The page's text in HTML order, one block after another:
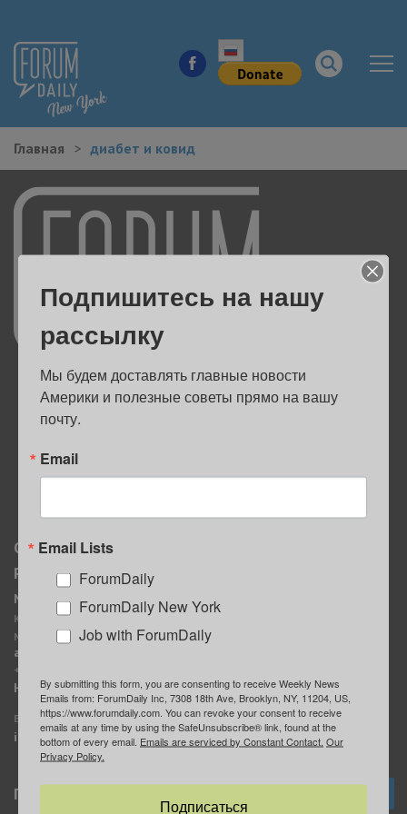
НОВОСТИ ГОРОДА
КУДА ПОЙТИ В ГОРОДЕ
ЗДОРОВЬЕ
РАБОТА И БИЗНЕС
ЖИЛЬЕ
ОБРАЗОВАНИЕ
Главная диабет и ковид
О нас
Реклама
MediaKit
Контактное лицо:
Марина Баранчук
ad@forumdaily.com
+1 347-604-1261
Наши рекламодатели
E-mail редакции:
info@forumdaily.com
Группа “ИЩУ СОВЕТА”
ForumDaily
Подписка
Подпишитесь на нашу
рассылку
Мы будем доставлять главные новости
Америки и полезные советы прямо на вашу
почту.
Email
Email Lists
ForumDaily
ForumDaily New York
Job with ForumDaily
By submitting this form, you are consenting to receive Weekly News
Emails from: ForumDaily Inc, 7308 18th Ave, Brooklyn, NY, 11204, US,
https://www.forumdaily.com. You can revoke your consent to receive
emails at any time by using the SafeUnsubscribe® link, found at the
bottom of every email. Emails are serviced by Constant Contact. Our
Privacy Policy.
Подписаться